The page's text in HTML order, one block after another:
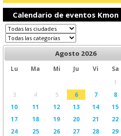
Calendario de eventos Kmon
Agosto 2026
Lu Ma Mi Ju Vi Sa
1
3
4 5 6 7 8
10
11 12 13 14 15
17
18 19 20 21 22
24
25 26 27 28 29